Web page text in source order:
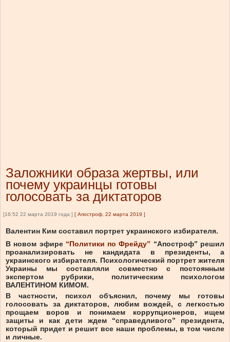
Заложники образа жертвы, или
почему украинцы готовы
голосовать за диктаторов
[16:52 22 марта 2019 года ] [ Апостроф, 22 марта 2019 ]
Валентин Ким составил портрет украинского избирателя.
В новом эфире “Политики по Фрейду” “Апостроф” решил
проанализировать не кандидата в президенты, а
украинского избирателя. Психологический портрет жителя
Украины мы составляли совместно с постоянным
экспертом рубрики, политическим психологом
ВАЛЕНТИНОМ КИМОМ.
В частности, психол объяснил, почему мы готовы
голосовать за диктаторов, любим вождей, с легкостью
прощаем воров и понимаем коррупционеров, ищем
защиты и как дети ждем “справедливого” президента,
который придет и решит все наши проблемы, в том числе
и личные.